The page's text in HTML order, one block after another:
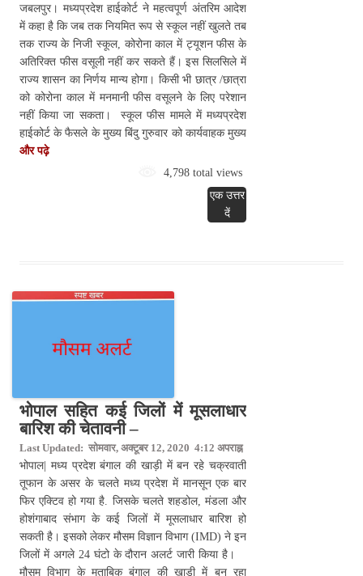
जबलपुर। मध्यप्रदेश हाईकोर्ट ने महत्वपूर्ण अंतरिम आदेश
में कहा है कि जब तक नियमित रूप से स्कूल नहीं खुलते तब
तक राज्य के निजी स्कूल, कोरोना काल में ट्यूशन फीस के
अतिरिक्त फीस वसूली नहीं कर सकते हैं। इस सिलसिले में
राज्य शासन का निर्णय मान्य होगा। किसी भी छात्र /छात्रा
को कोरोना काल में मनमानी फीस वसूलने के लिए परेशान
नहीं किया जा सकता। स्कूल फीस मामले में मध्यप्रदेश
हाईकोर्ट के फैसले के मुख्य बिंदु गुरुवार को कार्यवाहक मुख्य
और पढ़े
4,798 total views
एक उत्तर
दें
भोपाल सहित कई जिलों में मूसलाधार
बारिश की चेतावनी –
Last Updated: सोमवार, अक्टूबर 12, 2020 4:12 अपराह्न
भोपाल| मध्य प्रदेश बंगाल की खाड़ी में बन रहे चक्रवाती
तूफान के असर के चलते मध्य प्रदेश में मानसून एक बार
फिर एक्टिव हो गया है. जिसके चलते शहडोल, मंडला और
होशंगाबाद संभाग के कई जिलों में मूसलाधार बारिश हो
सकती है। इसको लेकर मौसम विज्ञान विभाग (IMD) ने इन
जिलों में अगले 24 घंटो के दौरान अलर्ट जारी किया है।
मौसम विभाग के मुताबिक बंगाल की खाड़ी में बन रहा